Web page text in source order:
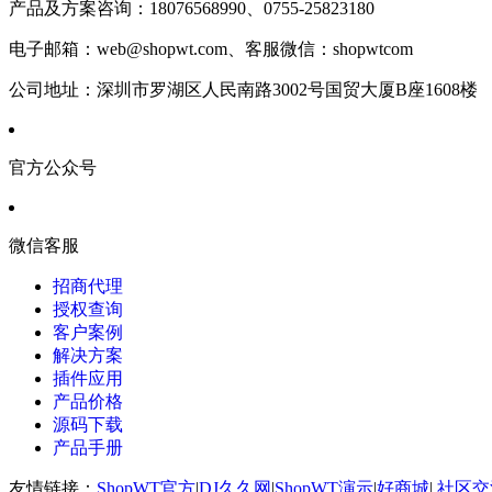
产品及方案咨询： 18076568990、0755-25823180
电子邮箱： web@shopwt.com、客服微信：shopwtcom
公司地址： 深圳市罗湖区人民南路3002号国贸大厦B座1608楼
官方公众号
微信客服
招商代理
授权查询
客户案例
解决方案
插件应用
产品价格
源码下载
产品手册
友情链接： ShopWT官方|DJ久久网 |ShopWT演示|好商城| 社区